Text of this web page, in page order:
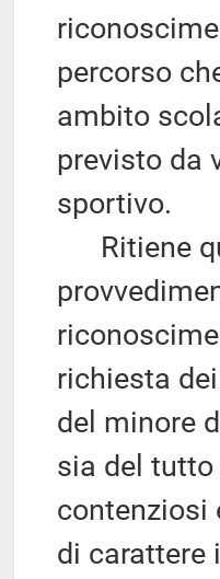
percorso
ambito
previsto da
sportivo.
Ritiene
richiesta
del minore
sia del
contenziosi
di carattere